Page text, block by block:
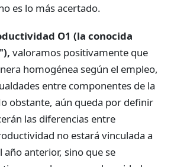
es lo más acertado.
O1 (la conocida
valoramos positivamente que
homogénea según el empleo,
entre componentes de la
obstante, aún queda por definir
las diferencias entre
no estará vinculada a
año anterior, sino que se